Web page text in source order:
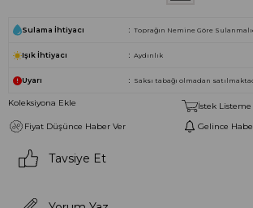
Sulama İhtiyacı Toprağın Nemine Göre
Işık İhtiyacı Aydınlık
Uyarı Saksı tabağı olmadan
Koleksiyona Ekle
İstek Listeme
Fiyat Düşünce Haber Ver
Gelince
Tavsiye Et